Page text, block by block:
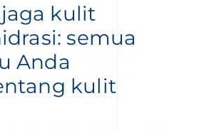
kulit
semua
Anda
kulit